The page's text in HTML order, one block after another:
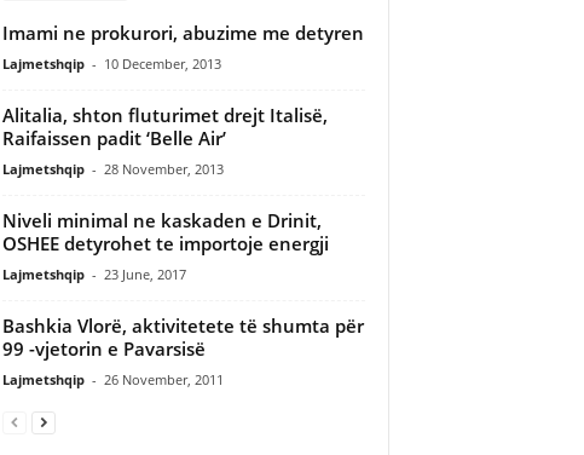
Imami ne prokurori, abuzime me detyren
Lajmetshqip - 10 December, 2013
Alitalia, shton fluturimet drejt Italisë,
Raifaissen padit ‘Belle Air’
Lajmetshqip - 28 November, 2013
Niveli minimal ne kaskaden e Drinit,
OSHEE detyrohet te importoje energji
Lajmetshqip - 23 June, 2017
Bashkia Vlorë, aktivitetete të shumta për
99 -vjetorin e Pavarsisë
Lajmetshqip - 26 November, 2011